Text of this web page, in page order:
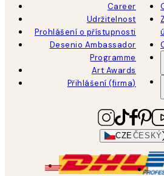
Career
Udržitelnost
Prohlášení o přístupnosti
Desenio Ambassador
Programme
Art Awards
Přihlášení (firma)
CZEČESKÝ